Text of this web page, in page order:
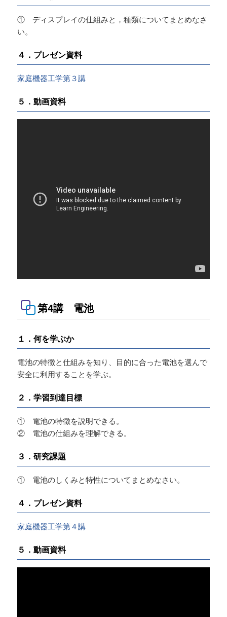
① ディスプレイの仕組みと，種類についてまとめなさ
い。
４．プレゼン資料
家庭機器工学第３講
５．動画資料
第4講 電池
１．何を学ぶか
電池の特徴と仕組みを知り、目的に合った電池を選んで
安全に利用することを学ぶ。
２．学習到達目標
① 電池の特徴を説明できる。
② 電池の仕組みを理解できる。
３．研究課題
① 電池のしくみと特性についてまとめなさい。
４．プレゼン資料
家庭機器工学第４講
５．動画資料